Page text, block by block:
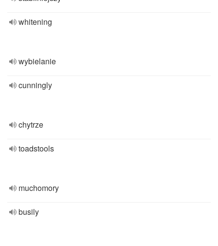
whitening
wybielanie
cunningly
chytrze
toadstools
muchomory
busily